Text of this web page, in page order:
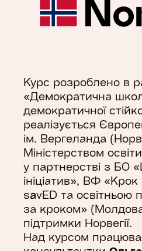
Курс розроблено в
«Демократична
демократичної
реалізується
ім. Вергеланда
Міністерством
у партнерстві з БО
ініціатив», ВФ
savED та освітньою
за кроком»
підтримки Норвегії.
Над курсом